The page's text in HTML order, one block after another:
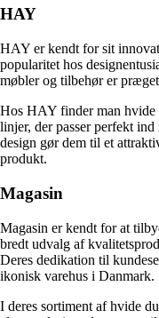
HAY
HAY er kendt for sit
popularitet hos
møbler og tilbehør er
Hos HAY finder man hvide
linjer, der passer perfekt
design gør dem til et
produkt.
Magasin
Magasin er kendt for at
bredt udvalg af
Deres dedikation til
ikonisk varehus i Danmark.
I deres sortiment af hvide